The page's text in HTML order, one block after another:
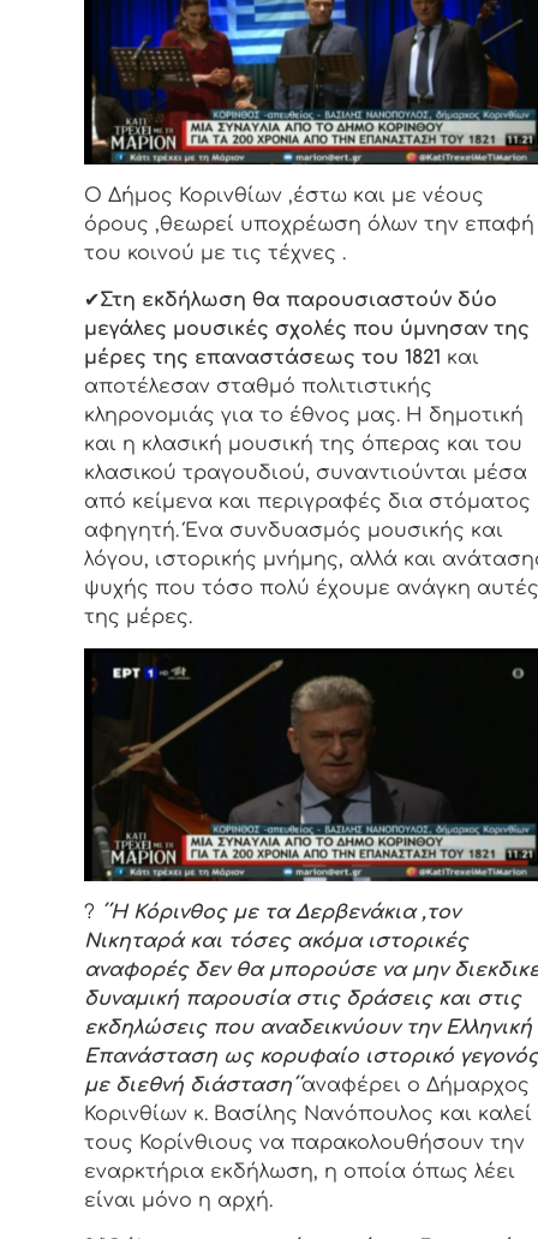
Ο Δήμος Κορινθίων ,έστω και με νέους
όρους ,θεωρεί υποχρέωση όλων την επαφή
του κοινού με τις τέχνες .
✔Στη εκδήλωση θα παρουσιαστούν δύο
μεγάλες μουσικές σχολές που ύμνησαν της
μέρες της επαναστάσεως του 1821 και
αποτέλεσαν σταθμό πολιτιστικής
κληρονομιάς για το έθνος μας. Η δημοτική
και η κλασική μουσική της όπερας και του
κλασικού τραγουδιού, συναντιούνται μέσα
από κείμενα και περιγραφές δια στόματος
αφηγητή. Ένα συνδυασμός μουσικής και
λόγου, ιστορικής μνήμης, αλλά και
ψυχής που τόσο πολύ έχουμε ανάγκη αυτές
της μέρες.
? ΄΄Η Κόρινθος με τα Δερβενάκια ,τον
Νικηταρά και τόσες ακόμα ιστορικές
αναφορές δεν θα μπορούσε να μην
δυναμική παρουσία στις δράσεις και στις
εκδηλώσεις που αναδεικνύουν την Ελληνική
Επανάσταση ως κορυφαίο ιστορικό γεγονός
με διεθνή διάσταση΄΄αναφέρει ο Δήμαρχος
Κορινθίων κ. Βασίλης Νανόπουλος και καλεί
τους Κορίνθιους να παρακολουθήσουν την
εναρκτήρια εκδήλωση, η οποία όπως λέει
είναι μόνο η αρχή.